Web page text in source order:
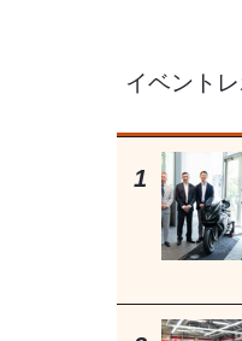
イベント